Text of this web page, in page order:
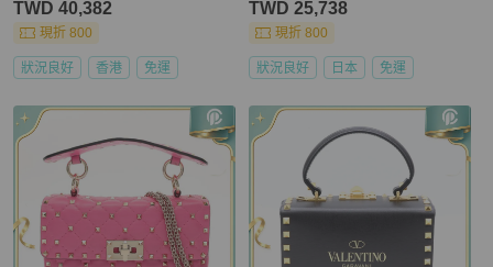
TWD 40,382
現折 800
狀況良好 香港 免運
TWD 25,738
現折 800
狀況良好 日本 免運